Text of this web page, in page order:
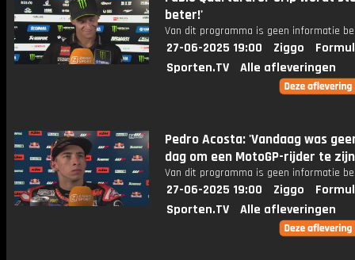
beter!'
Van dit programma is geen informatie
27-06-2025 19:00 Ziggo
Sporten.TV
Alle afleveringen
Pedro Acosta: 'Vandaag was
dag om een MotoGP-rijder te
Van dit programma is geen informatie
27-06-2025 19:00 Ziggo
Sporten.TV
Alle afleveringen